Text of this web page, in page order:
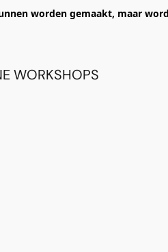
worden gemaakt, maar
WORKSHOPS